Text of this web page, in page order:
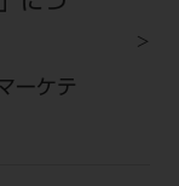
ーケテ